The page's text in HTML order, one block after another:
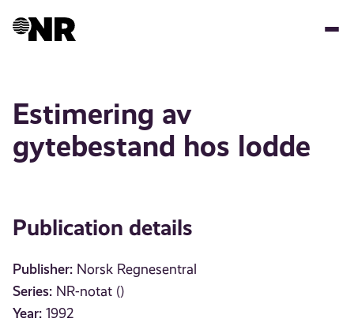
Estimering av
gytebestand hos lodde
Publication details
Publisher: Norsk Regnesentral
Series: NR-notat ()
Year: 1992